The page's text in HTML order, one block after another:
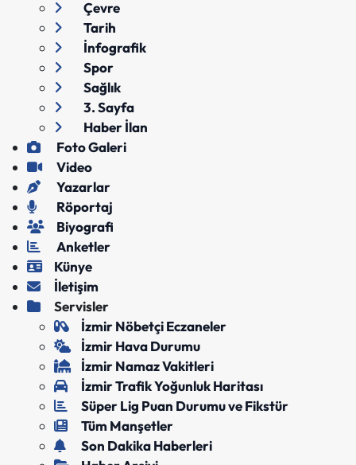
Çevre
Tarih
İnfografik
Spor
Sağlık
3. Sayfa
Haber İlan
Foto Galeri
Video
Yazarlar
Röportaj
Biyografi
Anketler
Künye
İletişim
Servisler
İzmir Nöbetçi Eczaneler
İzmir Hava Durumu
İzmir Namaz Vakitleri
İzmir Trafik Yoğunluk Haritası
Süper Lig Puan Durumu ve Fikstür
Tüm Manşetler
Son Dakika Haberleri